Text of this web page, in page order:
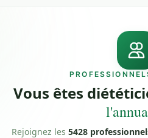
Vous êtes
Rejoignez les 5428